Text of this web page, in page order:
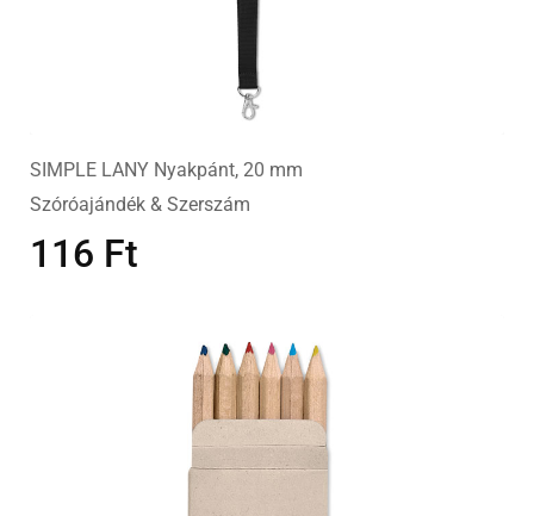
SIMPLE LANY Nyakpánt, 20 mm
Szóróajándék & Szerszám
116 Ft